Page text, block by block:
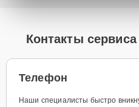
Контакты
Телефон
Наши специалисты быстро